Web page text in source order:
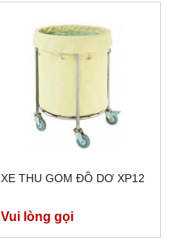
XE THU GOM ĐỒ DƠ XP12
Vui lòng gọi